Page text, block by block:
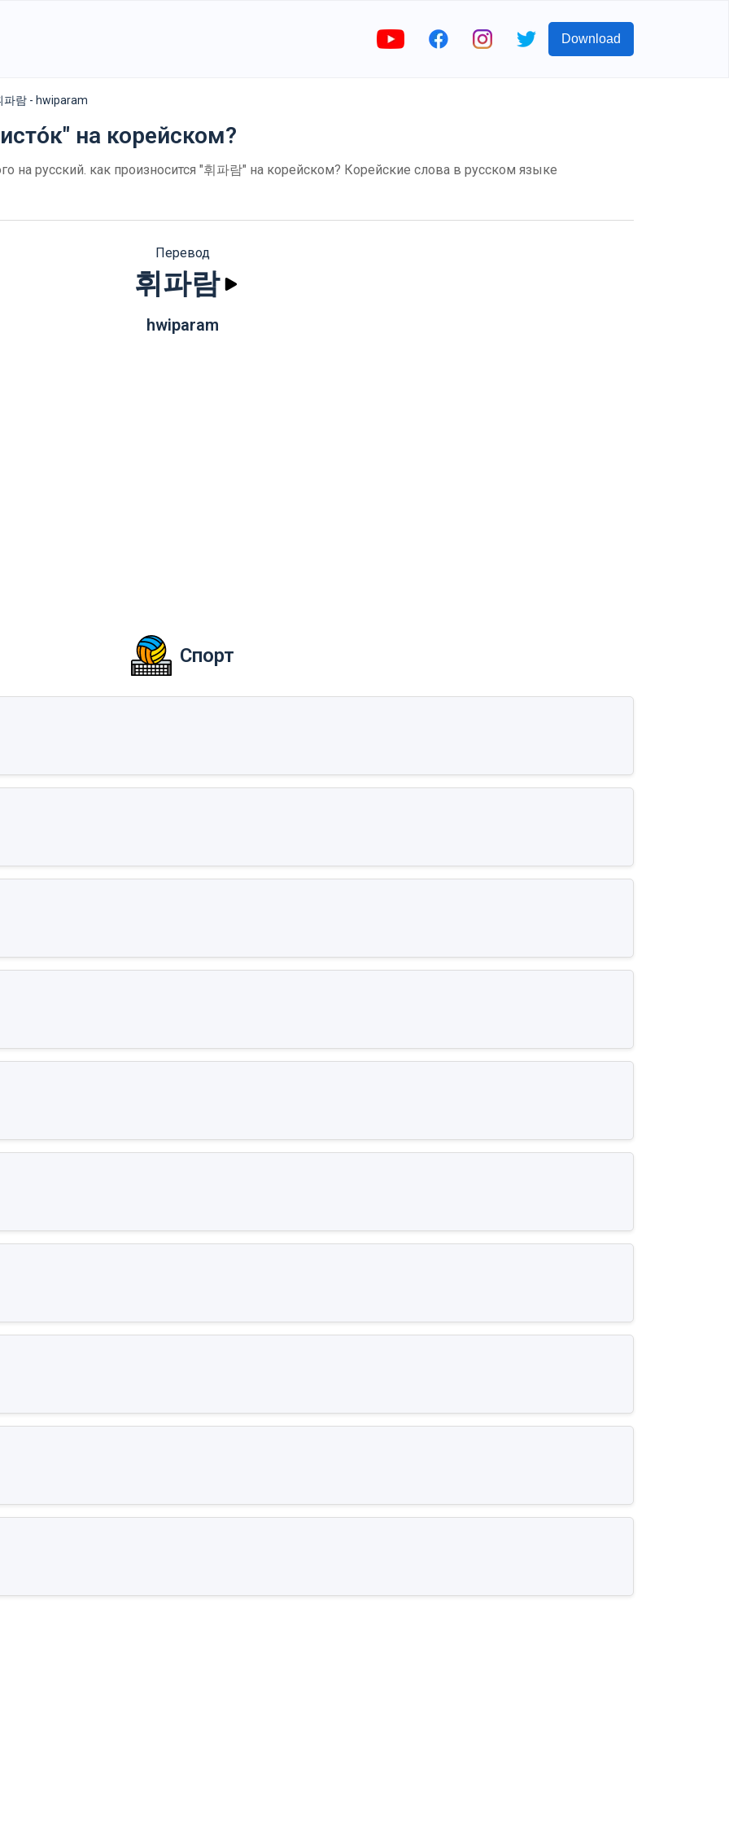
Download
파람 - hwiparam
на корейском?
на русский. как произносится "휘파람" на корейском? Корейские слова в русском языке
Перевод
휘파람
hwiparam
Спорт